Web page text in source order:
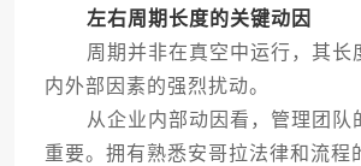
左右周期长度的关键动因
周期并非在真空中运行，其长
内外部因素的强烈扰动。
从企业内部动因看，管理团队
重要。拥有熟悉安哥拉法律和流程